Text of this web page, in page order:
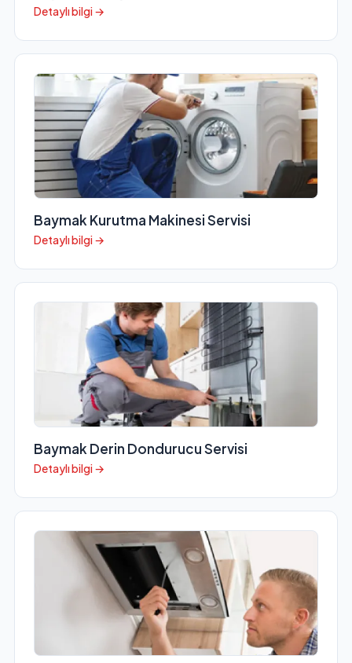
Detaylı bilgi →
Baymak Kurutma Makinesi Servisi
Detaylı bilgi →
Baymak Derin Dondurucu Servisi
Detaylı bilgi →